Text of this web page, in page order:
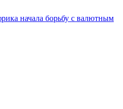
начала борьбу с валютным